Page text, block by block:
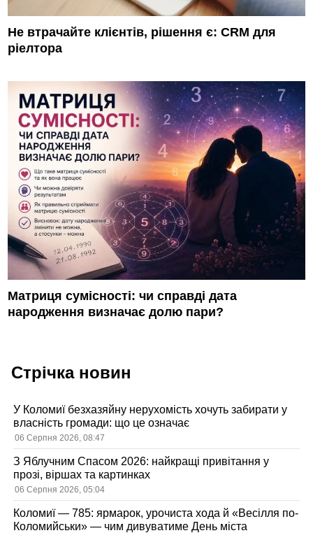
Не втрачайте клієнтів, рішення є: CRM для
ріелтора
Матриця сумісності: чи справді дата
народження визначає долю пари?
Стрічка новин
У Коломиї безхазяйну нерухомість хочуть забирати у
власність громади: що це означає
06 Серпня 2026, 08:47
З Яблучним Спасом 2026: найкращі привітання у
прозі, віршах та картинках
06 Серпня 2026, 05:04
Коломиї — 785: ярмарок, урочиста хода й «Весілля по-
Коломийськи» — чим дивуватиме День міста